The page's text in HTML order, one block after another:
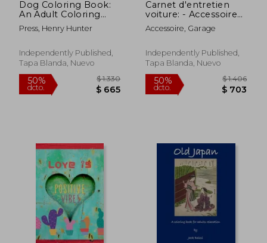
50%
dcto.
50%
dcto.
Dog Coloring Book:
An Adult Coloring
Book for relaxation
and for Dog Lovers:
Books 8.5x11" (en
Inglés)
Press, Henry Hunter
Independently Published,
Tapa Blanda, Nuevo
Carnet d'entretien
voiture: - Accessoire
voiture carnet
entretien voiture avec
- Convient à tous les
vehicules - Entretien
Accessoire, Garage
Independently Published,
Tapa Blanda, Nuevo